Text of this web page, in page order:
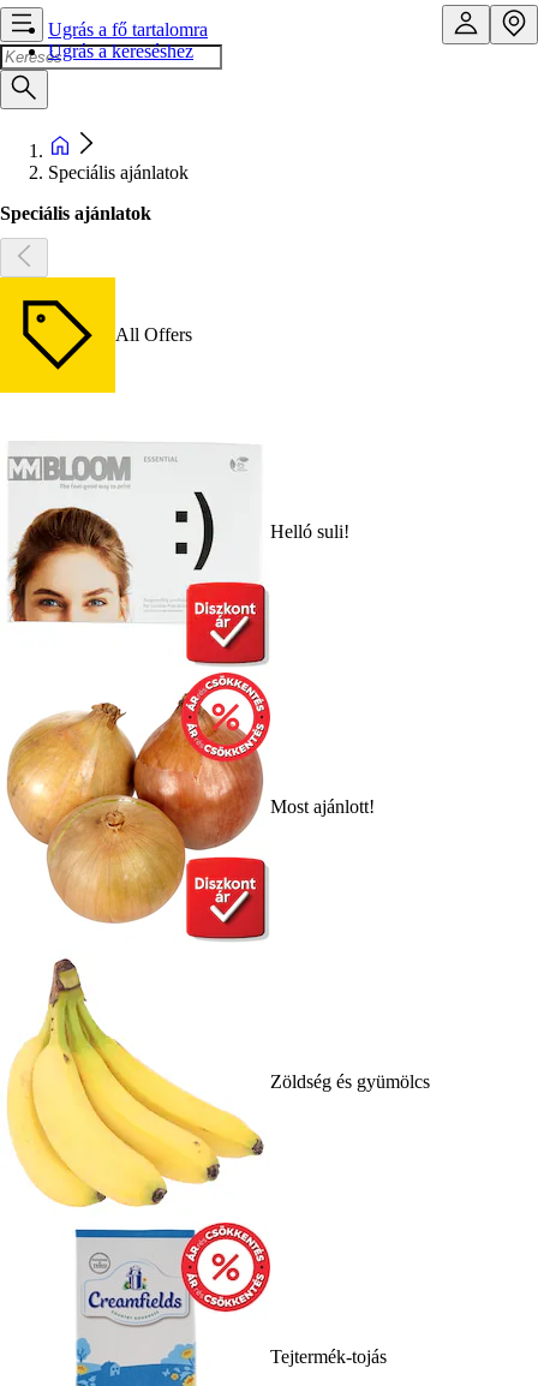
Ugrás a fő tartalomra
Ugrás a kereséshez
Speciális ajánlatok
Speciális ajánlatok
All Offers
Helló suli!
Most ajánlott!
Zöldség és gyümölcs
Tejtermék-tojás